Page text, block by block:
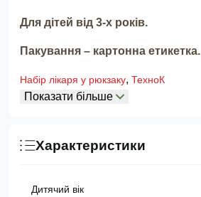
Для дітей від 3-х років.
Пакування – картонна етикетка.
Набір лікаря у рюкзаку, ТехноК
Показати більше
Характеристики
Дитячий вік